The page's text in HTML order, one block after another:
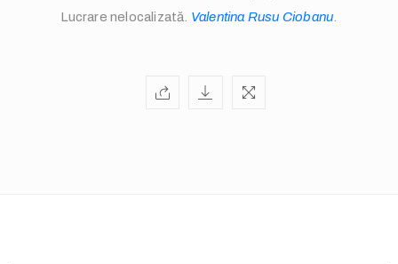
Lucrare nelocalizată. Valentina Rusu Ciobanu